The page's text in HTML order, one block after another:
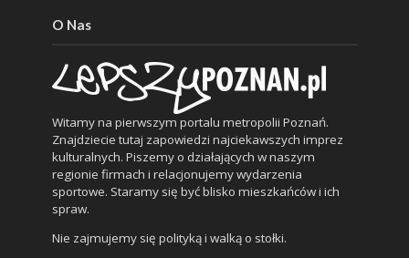
O Nas
Witamy na pierwszym portalu metropolii Poznań.
Znajdziecie tutaj zapowiedzi najciekawszych imprez
kulturalnych. Piszemy o działających w naszym
regionie firmach i relacjonujemy wydarzenia
sportowe. Staramy się być blisko mieszkańców i ich
spraw.
Nie zajmujemy się polityką i walką o stołki.